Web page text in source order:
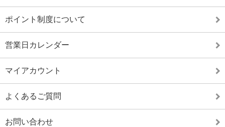
ポイント制度について
営業日カレンダー
マイアカウント
よくあるご質問
お問い合わせ